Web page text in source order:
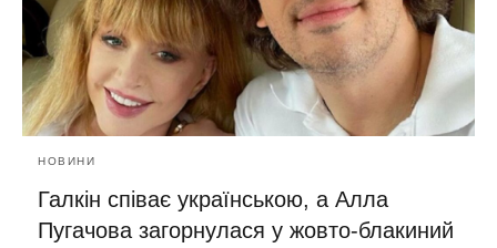
НОВИНИ
Галкін співає українською, а Алла
Пугачова загорнулася у жовто-блакиний